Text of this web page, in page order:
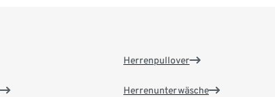
Herrenpullover
Herrenunterwäsche